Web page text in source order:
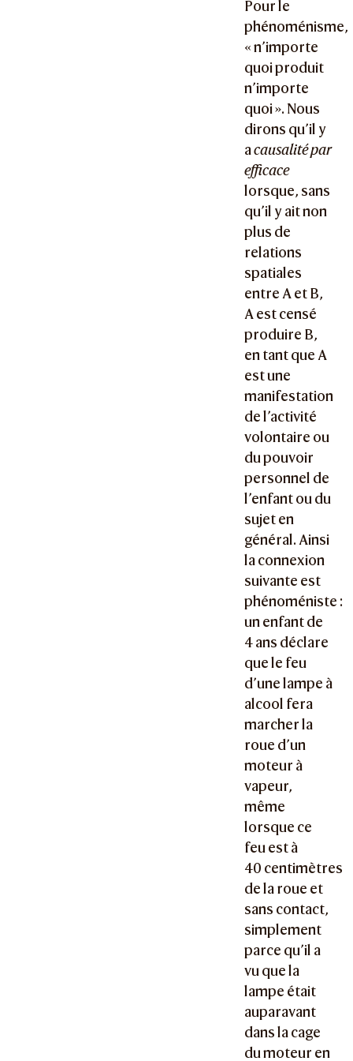
Pour le
phénoménisme,
« n’importe
quoi produit
n’importe
quoi ». Nous
dirons qu’il y
acausalité par
efficace
lorsque, sans
qu’il y ait non
plus de
relations
spatiales
entre A et B,
A est censé
produire B,
en tant que A
est une
manifestation
de l’activité
volontaire ou
du pouvoir
personnel de
l’enfant ou du
sujet en
général. Ainsi
la connexion
suivante est
phénoméniste :
un enfant de
4 ans déclare
que le feu
d’une lampe à
alcool fera
marcher la
roue d’un
moteur à
vapeur,
même
lorsque ce
feu est à
40 centimètres
de la roue et
sans contact,
simplement
parce qu’il a
vu que la
lampe était
auparavant
dans la cage
du moteur en